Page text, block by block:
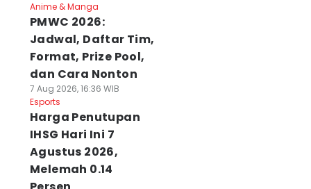
Anime & Manga
PMWC 2026:
Jadwal, Daftar Tim,
Format, Prize Pool,
dan Cara Nonton
7 Aug 2026, 16:36 WIB
Esports
Harga Penutupan
IHSG Hari Ini 7
Agustus 2026,
Melemah 0.14